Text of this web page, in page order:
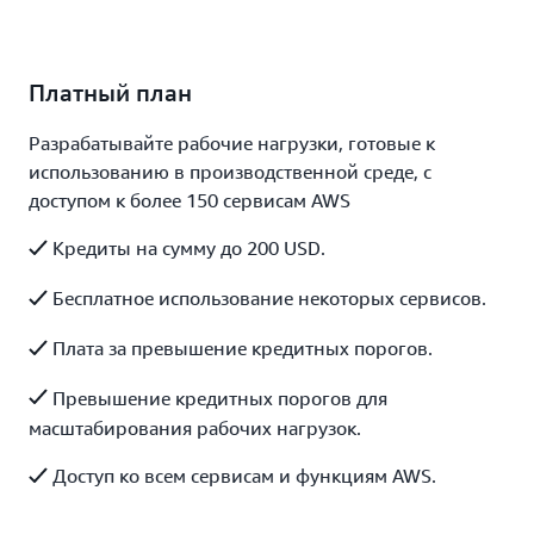
Платный план
Разрабатывайте рабочие нагрузки, готовые к
использованию в производственной среде, с
доступом к более 150 сервисам AWS
Кредиты на сумму до 200 USD.
Бесплатное использование некоторых сервисов.
Плата за превышение кредитных порогов.
Превышение кредитных порогов для
масштабирования рабочих нагрузок.
Доступ ко всем сервисам и функциям AWS.